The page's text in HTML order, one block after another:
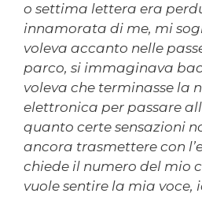
o settima lettera era
innamorata di me, mi
voleva accanto nelle
parco, si immaginava
voleva che terminasse la
elettronica per passare
quanto certe sensazioni
ancora trasmettere con
chiede il numero del mio
vuole sentire la mia voce,